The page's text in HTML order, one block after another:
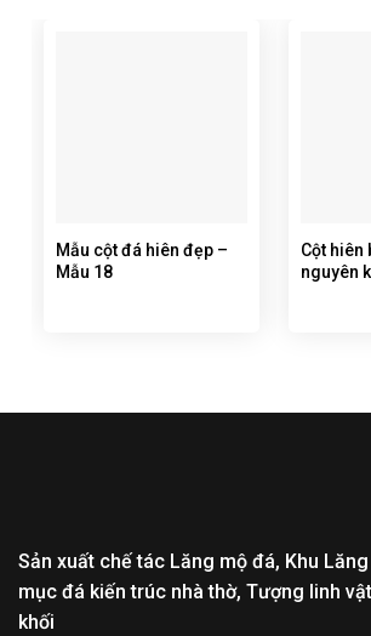
Mẫu cột đá hiên đẹp –
Mẫu 18
Cột hiên
nguyên
Sản xuất chế tác Lăng mộ đá, Khu
mục đá kiến trúc nhà thờ, Tượng linh
khối